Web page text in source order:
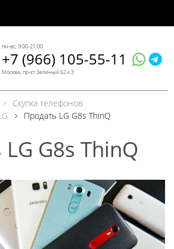
пн-вс, 9:00-21:00
+7 (966) 105-55-11
Москва, пр-кт Зеленый 62 к.3
Скупка телефонов
Продать LG G8s ThinQ
G8s ThinQ